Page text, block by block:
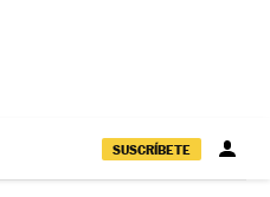
SUSCRÍBETE